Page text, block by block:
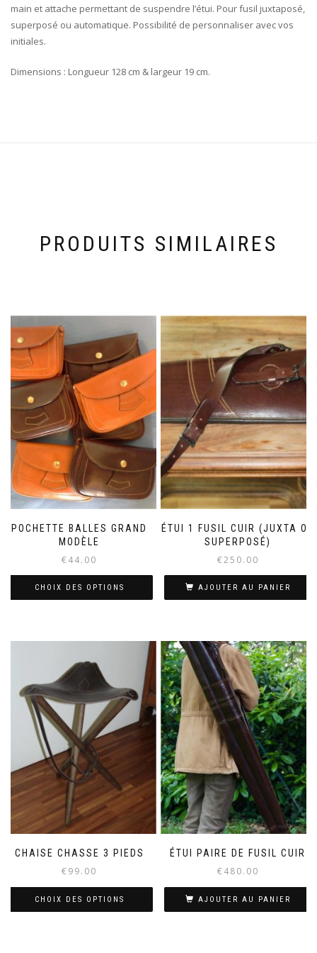
main et attache permettant de suspendre l’étui. Pour fusil juxtaposé,
superposé ou automatique. Possibilité de personnaliser avec vos
initiales.
Dimensions : Longueur 128 cm & largeur 19 cm.
PRODUITS SIMILAIRES
POCHETTE BALLES GRAND
MODÈLE
€44.00
CHOIX DES OPTIONS
a
variations.
Les
options
peuvent
être
choisies
sur
la
page
du
produit
ÉTUI 1 FUSIL CUIR (JUXTA OU
SUPERPOSÉ)
€250.00
AJOUTER AU PANIER
CHAISE CHASSE 3 PIEDS
€99.00
CHOIX DES OPTIONS
ÉTUI PAIRE DE FUSIL CUIR
€480.00
AJOUTER AU PANIER